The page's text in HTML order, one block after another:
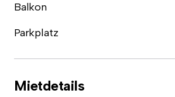
Balkon
Parkplatz
Mietdetails